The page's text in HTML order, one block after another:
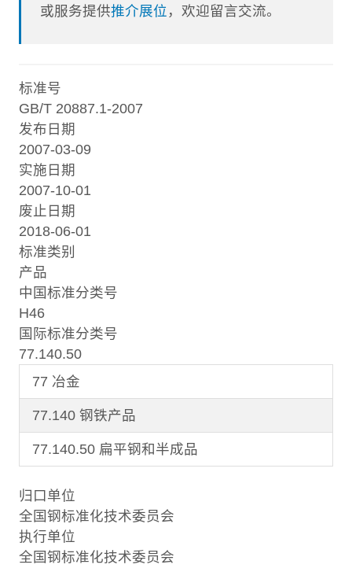
或服务提供推介展位 ，欢迎留言交流。
标准号
GB/T 20887.1-2007
发布日期
2007-03-09
实施日期
2007-10-01
废止日期
2018-06-01
标准类别
产品
中国标准分类号
H46
国际标准分类号
77.140.50
77 冶金
77.140 钢铁产品
77.140.50 扁平钢和半成品
归口单位
全国钢标准化技术委员会
执行单位
全国钢标准化技术委员会